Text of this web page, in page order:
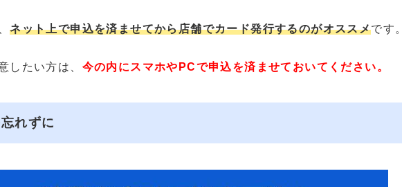
ネット上で申込を済ませてから店舗でカード発行するのがオススメです。
したい方は、 今の内にスマホやPCで申込を済ませておいてください。
れずに